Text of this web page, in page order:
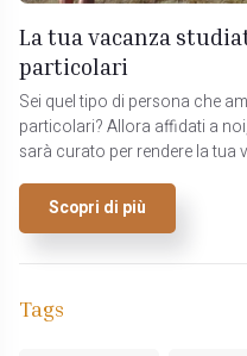
La tua vacanza
particolari
Sei quel tipo di persona che
particolari? Allora affidati a
sarà curato per rendere la tua
Scopri di più
Tags